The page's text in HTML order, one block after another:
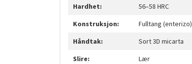
Hardhet:
56–58 HRC
Konstruksjon:
Fulltang (enterizo)
Håndtak:
Sort 3D micarta
Slire:
Lær